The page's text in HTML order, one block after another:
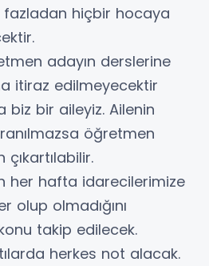
hiçbir hocaya
adayın derslerine
itiraz edilmeyecektir
biz bir aileyiz. Ailenin
öğretmen
her hafta idarecilerimize
olup olmadığını
takip edilecek.
herkes not alacak.